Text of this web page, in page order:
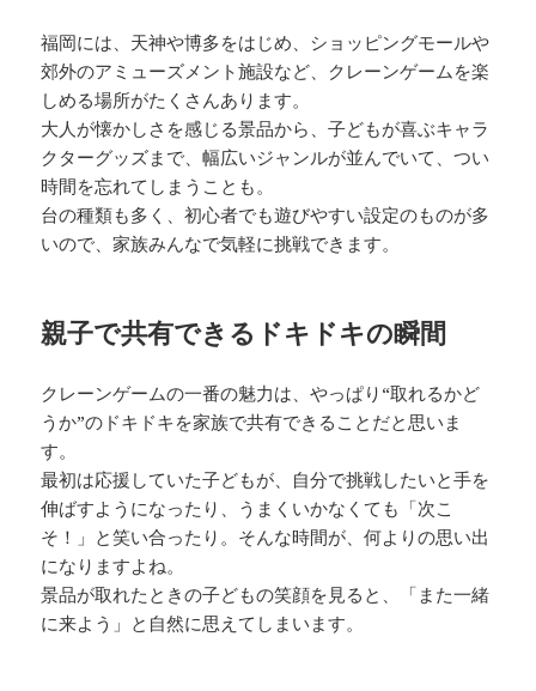
福岡には、天神や博多をはじめ、ショッピングモールや
郊外のアミューズメント施設など、クレーンゲームを楽
しめる場所がたくさんあります。
大人が懐かしさを感じる景品から、子どもが喜ぶキャラ
クターグッズまで、幅広いジャンルが並んでいて、つい
時間を忘れてしまうことも。
台の種類も多く、初心者でも遊びやすい設定のものが多
いので、家族みんなで気軽に挑戦できます。
親子で共有できるドキドキの瞬間
クレーンゲームの一番の魅力は、やっぱり“取れるかど
うか”のドキドキを家族で共有できることだと思いま
す。
最初は応援していた子どもが、自分で挑戦したいと手を
伸ばすようになったり、うまくいかなくても「次こ
そ！」と笑い合ったり。そんな時間が、何よりの思い出
になりますよね。
景品が取れたときの子どもの笑顔を見ると、「また一緒
に来よう」と自然に思えてしまいます。